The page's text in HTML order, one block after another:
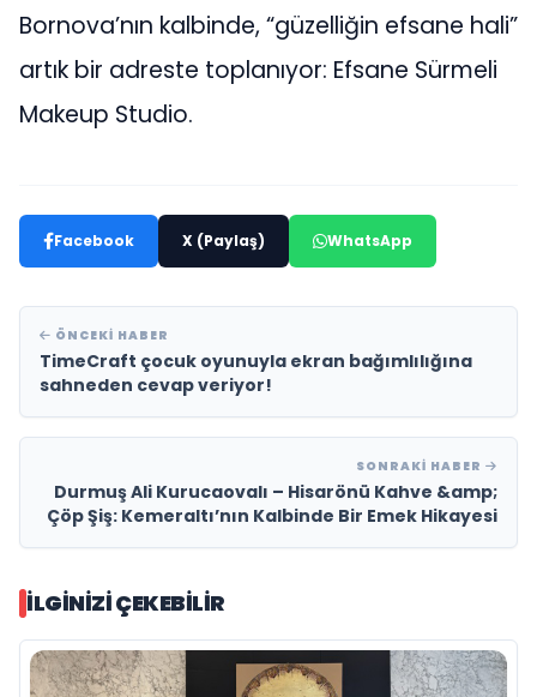
Bornova’nın kalbinde, “güzelliğin efsane hali”
artık bir adreste toplanıyor: Efsane Sürmeli
Makeup Studio.
Facebook X (Paylaş) WhatsApp
ÖNCEKI HABER
TimeCraft çocuk oyunuyla ekran bağımlılığına
sahneden cevap veriyor!
SONRAKI HABER
Durmuş Ali Kurucaovalı – Hisarönü Kahve &amp;
Çöp Şiş: Kemeraltı’nın Kalbinde Bir Emek Hikayesi
İLGINIZI ÇEKEBILIR